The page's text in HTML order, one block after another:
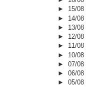
► 15/08
► 14/08
► 13/08
► 12/08
► 11/08
► 10/08
►07/08
►06/08
►05/08